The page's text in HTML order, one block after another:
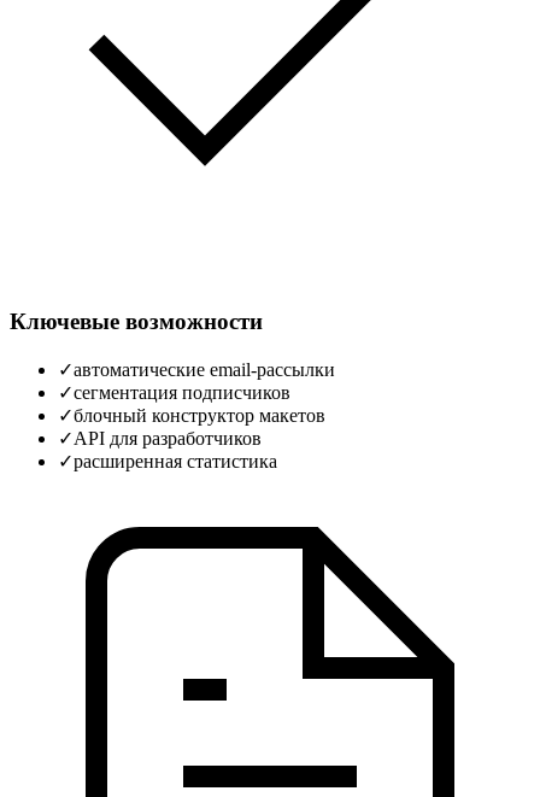
Ключевые возможности
✓автоматические email-рассылки
✓сегментация подписчиков
✓блочный конструктор макетов
✓API для разработчиков
✓расширенная статистика